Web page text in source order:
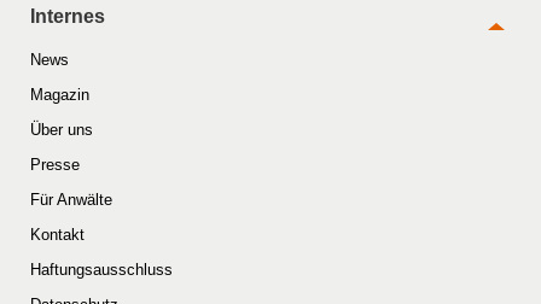
Internes
News
Magazin
Über uns
Presse
Für Anwälte
Kontakt
Haftungsausschluss